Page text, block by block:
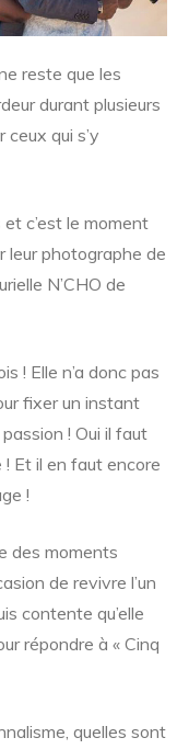
reste que les
durant plusieurs
qui s’y
c’est le moment
leur photographe de
N’CHO de
! Elle n’a donc pas
fixer un instant
! Oui il faut
Et il en faut encore
!
des moments
de revivre l’un
contente qu’elle
répondre à « Cinq
quelles sont